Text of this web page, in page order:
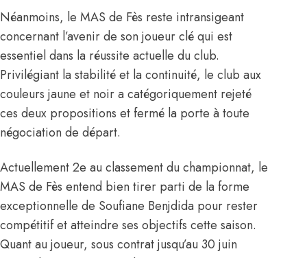
Néanmoins, le MAS de Fès reste intransigeant
concernant l’avenir de son joueur clé qui est
essentiel dans la réussite actuelle du club.
Privilégiant la stabilité et la continuité, le club aux
couleurs jaune et noir a catégoriquement rejeté
ces deux propositions et fermé la porte à toute
négociation de départ.
Actuellement 2e au classement du championnat, le
MAS de Fès entend bien tirer parti de la forme
exceptionnelle de Soufiane Benjdida pour rester
compétitif et atteindre ses objectifs cette saison.
Quant au joueur, sous contrat jusqu’au 30 juin